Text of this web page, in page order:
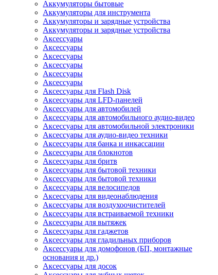
Аккумуляторы бытовые
Аккумуляторы для инструмента
Аккумуляторы и зарядные устройства
Аккумуляторы и зарядные устройства
Аксессуары
Аксессуары
Аксессуары
Аксессуары
Аксессуары
Аксессуары
Аксессуары для Flash Disk
Аксессуары для LFD-панелей
Аксессуары для автомобилей
Аксессуары для автомобильного аудио-видео
Аксессуары для автомобильной электроники
Аксессуары для аудио-видео техники
Аксессуары для банка и инкассации
Аксессуары для блокнотов
Аксессуары для бритв
Аксессуары для бытовой техники
Аксессуары для бытовой техники
Аксессуары для велосипедов
Аксессуары для видеонаблюдения
Аксессуары для воздухоочистителей
Аксессуары для встраиваемой техники
Аксессуары для вытяжек
Аксессуары для гаджетов
Аксессуары для гладильных приборов
Аксессуары для домофонов (БП, монтажные
основания и др.)
Аксессуары для досок